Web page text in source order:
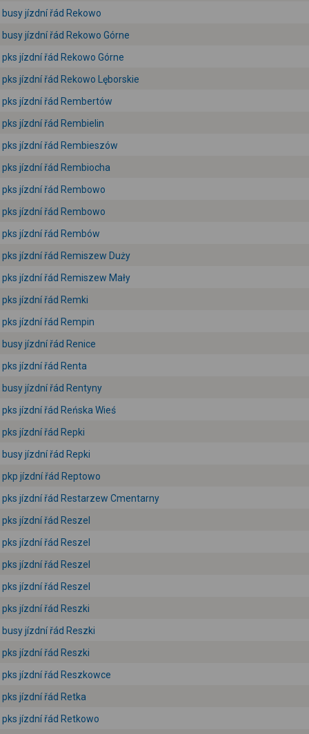
busy jízdní řád Rekowo
busy jízdní řád Rekowo Górne
pks jízdní řád Rekowo Górne
pks jízdní řád Rekowo Lęborskie
pks jízdní řád Rembertów
pks jízdní řád Rembielin
pks jízdní řád Rembieszów
pks jízdní řád Rembiocha
pks jízdní řád Rembowo
pks jízdní řád Rembowo
pks jízdní řád Rembów
pks jízdní řád Remiszew Duży
pks jízdní řád Remiszew Mały
pks jízdní řád Remki
pks jízdní řád Rempin
busy jízdní řád Renice
pks jízdní řád Renta
busy jízdní řád Rentyny
pks jízdní řád Reńska Wieś
pks jízdní řád Repki
busy jízdní řád Repki
pkp jízdní řád Reptowo
pks jízdní řád Restarzew Cmentarny
pks jízdní řád Reszel
pks jízdní řád Reszel
pks jízdní řád Reszel
pks jízdní řád Reszel
pks jízdní řád Reszki
busy jízdní řád Reszki
pks jízdní řád Reszki
pks jízdní řád Reszkowce
pks jízdní řád Retka
pks jízdní řád Retkowo